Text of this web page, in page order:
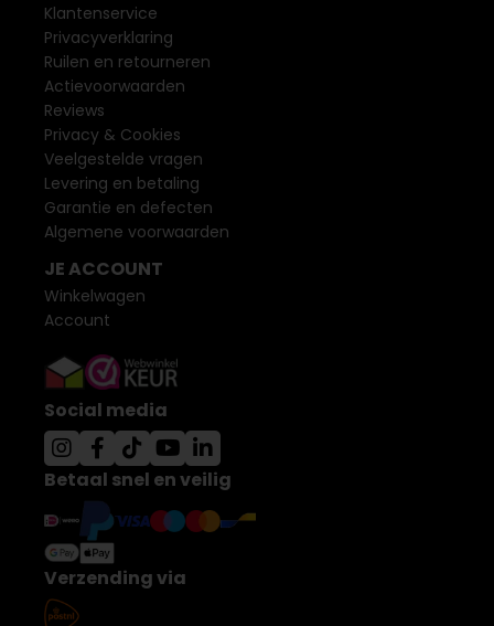
Klantenservice
Privacyverklaring
Ruilen en retourneren
Actievoorwaarden
Reviews
Privacy & Cookies
Veelgestelde vragen
Levering en betaling
Garantie en defecten
Algemene voorwaarden
JE ACCOUNT
Winkelwagen
Account
Social media
Betaal snel en veilig
Verzending via